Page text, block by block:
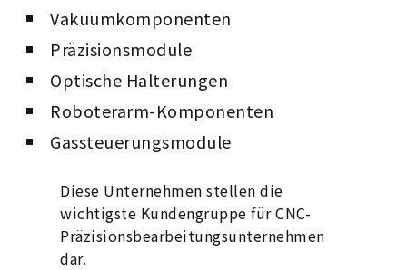
Vakuumkomponenten
Präzisionsmodule
Optische Halterungen
Roboterarm-Komponenten
Gassteuerungsmodule
Diese Unternehmen stellen die
wichtigste Kundengruppe für CNC-
Präzisionsbearbeitungsunternehmen
dar.